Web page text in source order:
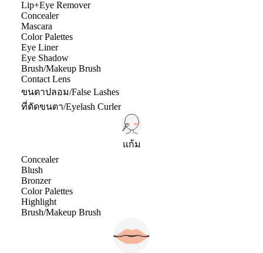
Lip+Eye Remover
Concealer
Mascara
Color Palettes
Eye Liner
Eye Shadow
Brush/Makeup Brush
Contact Lens
ขนตาปลอม/False Lashes
ที่ดัดขนตา/Eyelash Curler
แก้ม
Concealer
Blush
Bronzer
Color Palettes
Highlight
Brush/Makeup Brush